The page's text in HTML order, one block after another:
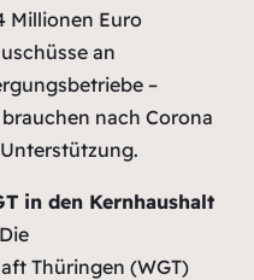
Millionen Euro
an
–
nach Corona
in den Kernhaushalt
Die
Thüringen (WGT)